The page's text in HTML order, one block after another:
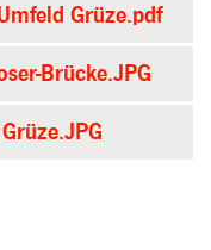
Grüze.pdf
Brücke.JPG